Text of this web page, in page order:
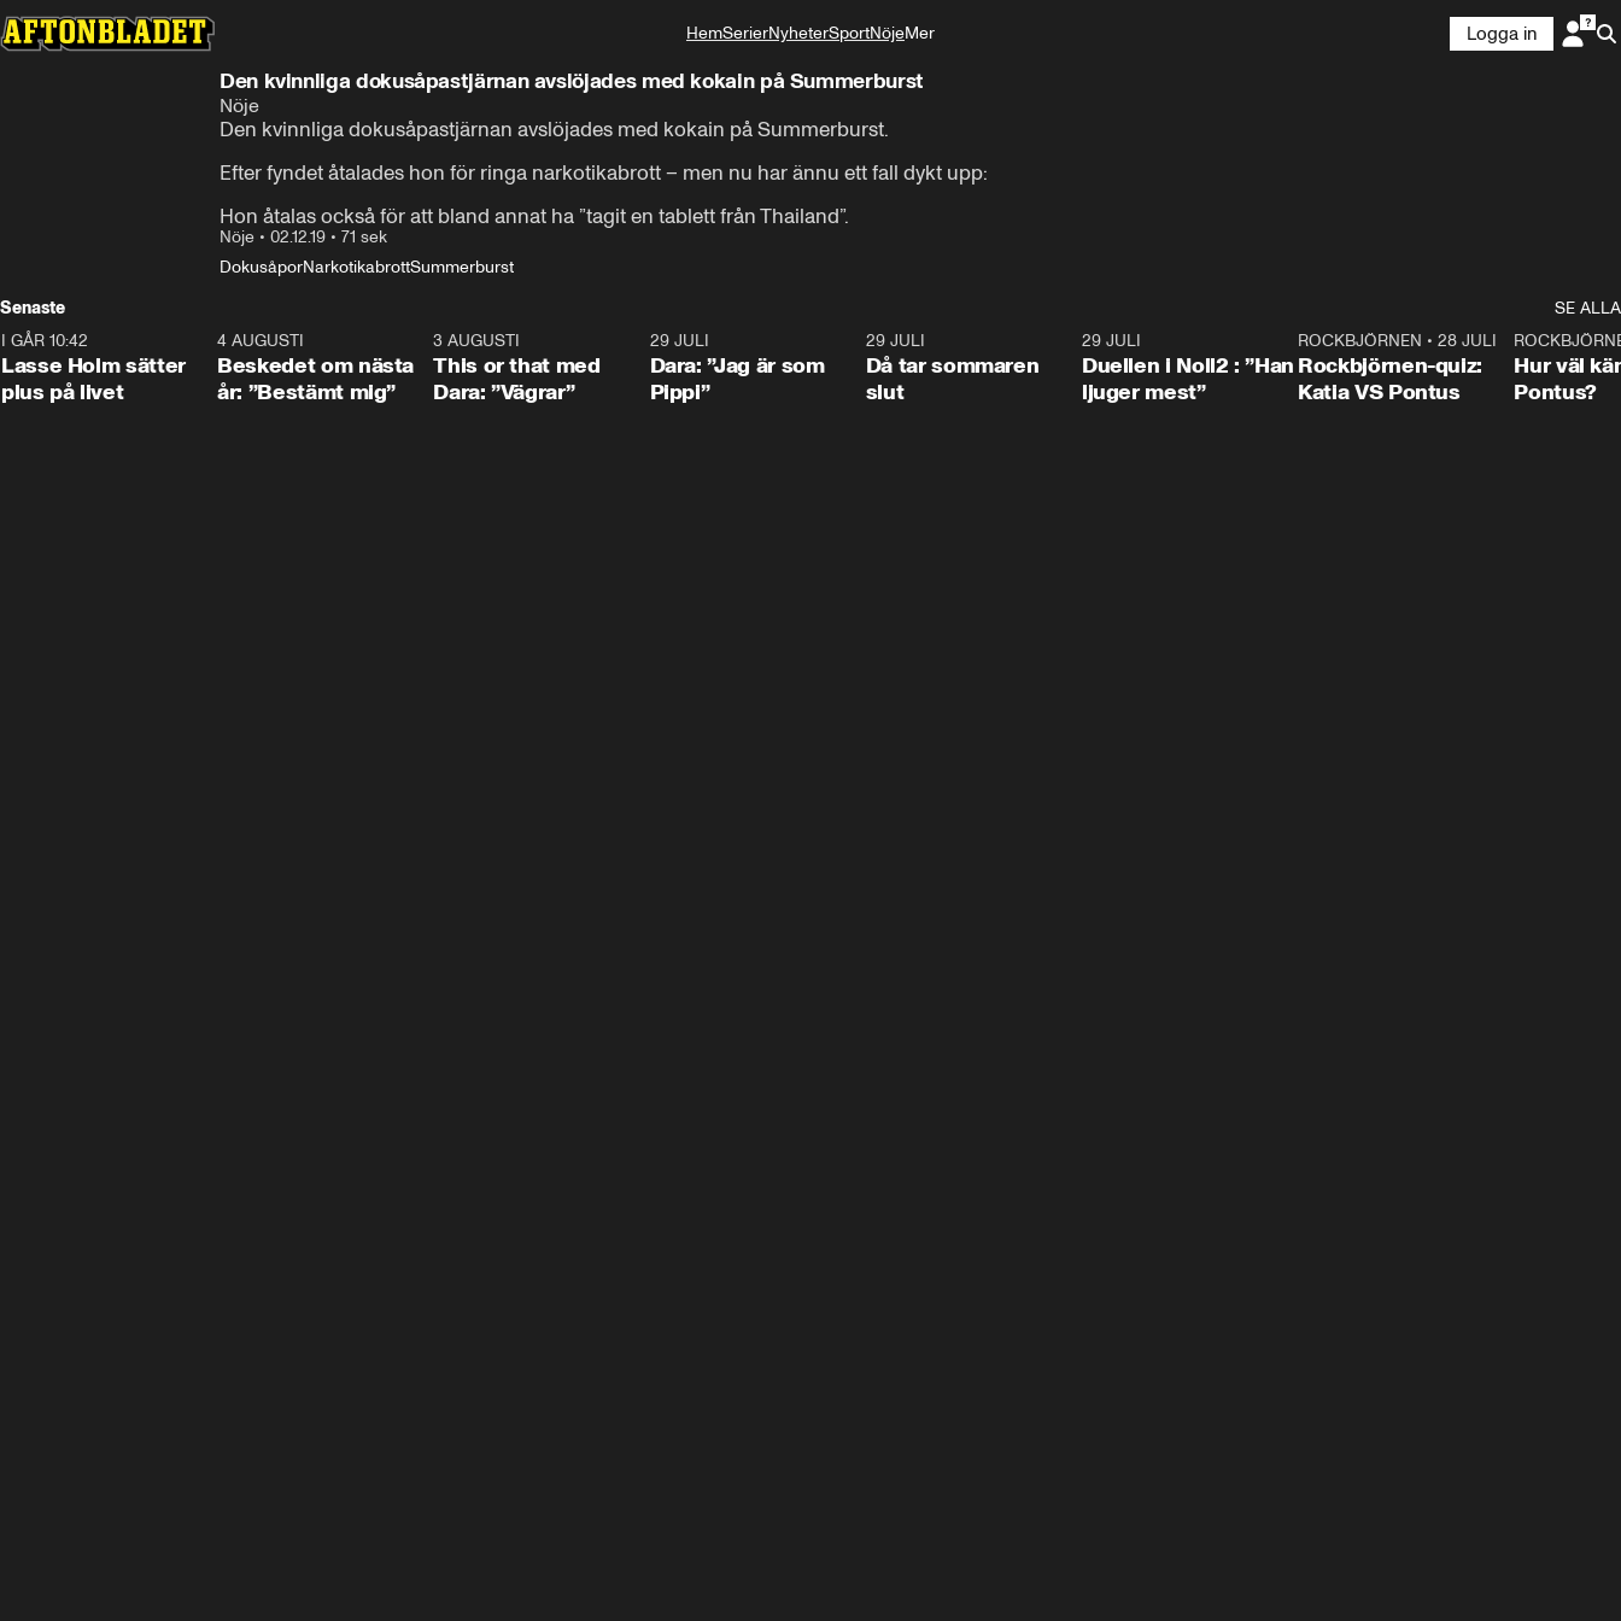
HemSerierNyheterSportNöjeMer
Livsstil
Logga in
Den kvinnliga dokusåpastjärnan avslöjades med kokain på Summerburst
Nöje
Den kvinnliga dokusåpastjärnan avslöjades med kokain på Summerburst.
Efter fyndet åtalades hon för ringa narkotikabrott – men nu har ännu ett fall dykt upp:
Hon åtalas också för att bland annat ha ”tagit en tablett från Thailand”.
Nöje • 02.12.19 • 71 sek
DokusåporNarkotikabrottSummerburst
Senaste
SE ALLA
1:04
I GÅR 10:42
Lasse Holm sätter
plus på livet
0:24
4 AUGUSTI
Beskedet om nästa
år: ”Bestämt mig”
3 AUGUSTI
This or that med
Dara: ”Vägrar”
29 JULI
Dara: ”Jag är som
Pippi”
29 JULI
Då tar sommaren
slut
29 JULI
Duellen i Noll2 : ”Han
ljuger mest”
0:15
ROCKBJÖRNEN •28 JULI
Rockbjörnen-quiz:
Katia VS Pontus
Hur väl
Pontus?